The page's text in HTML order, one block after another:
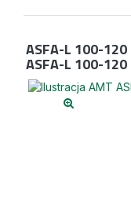
ASFA-L 100-120
ASFA-L 100-120